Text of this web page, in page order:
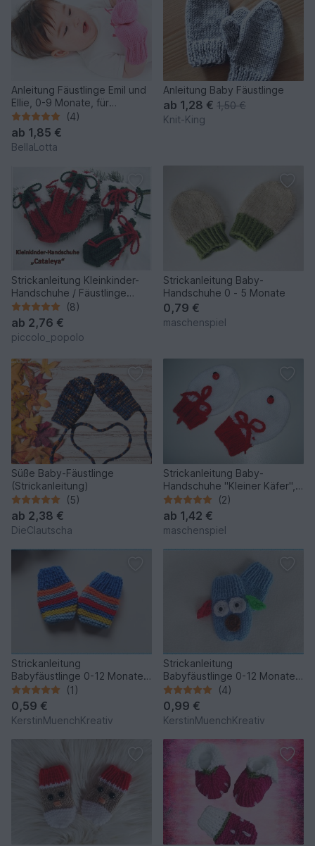
Anleitung Fäustlinge Emil und
Ellie, 0-9 Monate, für
Anfängerfreundlich
(4)
ab 1,85 €
BellaLotta
Anleitung Baby Fäustlinge
ab 1,28 € 1,50 €
Knit-King
Strickanleitung Kleinkinder-
Handschuhe / Fäustlinge
"Cataleya"
(8)
ab 2,76 €
piccolo_popolo
Strickanleitung Baby-
Handschuhe 0 - 5 Monate
0,79 €
maschenspiel
Süße Baby-Fäustlinge
(Strickanleitung)
(5)
ab 2,38 €
DieClautscha
Strickanleitung Baby-
Handschuhe "Kleiner Käfer",
ca. 3 - 10 Monate
(2)
ab 1,42 €
maschenspiel
Strickanleitung
Babyfäustlinge 0-12 Monate -
Schritt für Schritt Anleitung
(1)
0,59 €
KerstinMuenchKreativ
Strickanleitung
Babyfäustlinge 0-12 Monate -
ausführliche Anleitung
(4)
0,99 €
KerstinMuenchKreativ